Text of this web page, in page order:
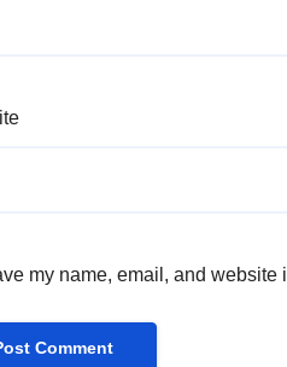
my name, email, and website